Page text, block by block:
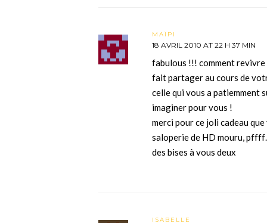
MAÏPI
18 AVRIL 2010 AT 22 H 37 MIN
fabulous !!! comment revivre
fait partager au cours de
celle qui vous a patiemment
imaginer pour vous !
merci pour ce joli cadeau
saloperie de HD mouru,
des bises à vous deux
ISABELLE